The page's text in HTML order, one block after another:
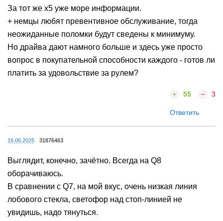
За тот же х5 уже море информации.
+ немцы любят превентивное обслуживание, тогда
неожиданные поломки будут сведены к минимуму.
Но драйва дают намного больше и здесь уже просто
вопрос в покупательной способности каждого - готов ли
платить за удовольствие за рулем?
55 3
Ответить
16.06.2025 31876463
Выглядит, конечно, зачётно. Всегда на Q8
оборачиваюсь.
В сравнении с Q7, на мой вкус, очень низкая линия
лобового стекла, светофор над стоп-линией не
увидишь, надо тянуться.